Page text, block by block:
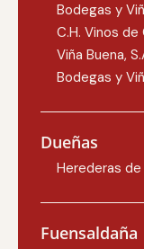
Bodegas y
C.H. Vinos de
Viña Buena,
Bodegas y
Dueñas
Herederas de
Fuensaldaña